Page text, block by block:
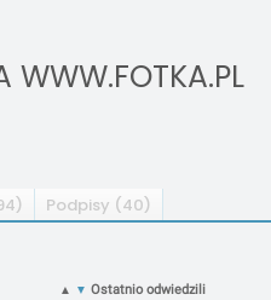
WWW.FOTKA.PL
Podpisy (40)
▲ ▼ Ostatnio odwiedzili